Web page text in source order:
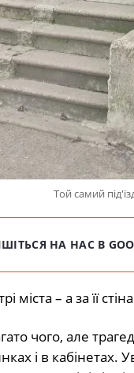
Той самий
НА НАС В
міста – а за її
чого, але
і в кабінетах.